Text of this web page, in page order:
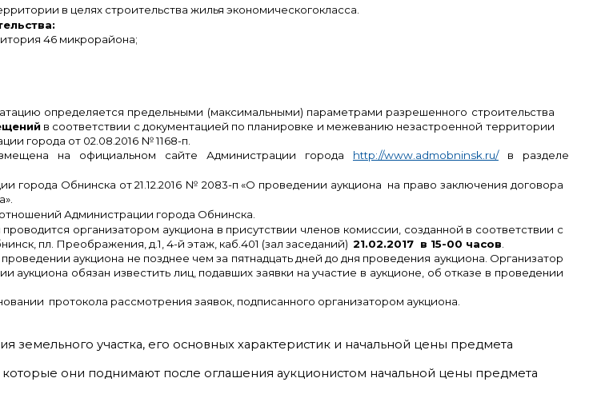
в целях строительства жилья экономическогокласса.
46 микрорайона;
определяется предельными (максимальными) параметрами разрешенного строительства
в соответствии с документацией по планировке и межеванию незастроенной территории
города от 02.08.2016 № 1168-п.
на официальном сайте Администрации города http://www.admobninsk.ru/в разделе
города Обнинска от 21.12.2016 № 2083-п «О проведении аукциона на право заключения договора
Администрации города Обнинска.
проводится организатором аукциона в присутствии членов комиссии, созданной в соответствии с
пл. Преображения, д.1, 4-й этаж, каб.401 (зал заседаний) 21.02.2017 в 15-00 часов
аукциона не позднее чем за пятнадцать дней до дня проведения аукциона. Организатор
обязан известить лиц, подавших заявки на участие в аукционе, об отказе в проведении
протокола рассмотрения заявок, подписанного организатором аукциона.
земельного участка, его основных характеристик и начальной цены предмета
они поднимают после оглашения аукционистом начальной цены предмета